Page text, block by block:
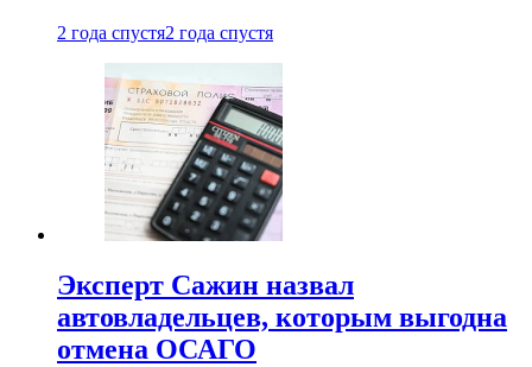
2 года спустя2 года спустя
Эксперт Сажин назвал
автовладельцев, которым выгодна
отмена ОСАГО